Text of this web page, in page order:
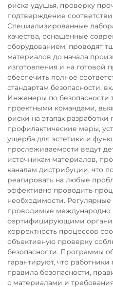
риска удушья, проверку
подтверждение
Специализированные
качества, оснащённые
оборудованием, проводят
материалов до начала
изготовления и на готовой
обеспечить полное
стандартам безопасности,
Инженеры по безопасности
проектными командами,
риски на этапах
профилактические меры,
ущерба для эстетики и
прослеживаемости ведут
источникам материалов,
каналам дистрибуции, что
реагировать на любые
эффективно проводить
необходимости.
проводимые международно
сертифицирующими
корректность процессов
объективную проверку
безопасности. Программы
гарантируют, что
правила безопасности,
с материалами и